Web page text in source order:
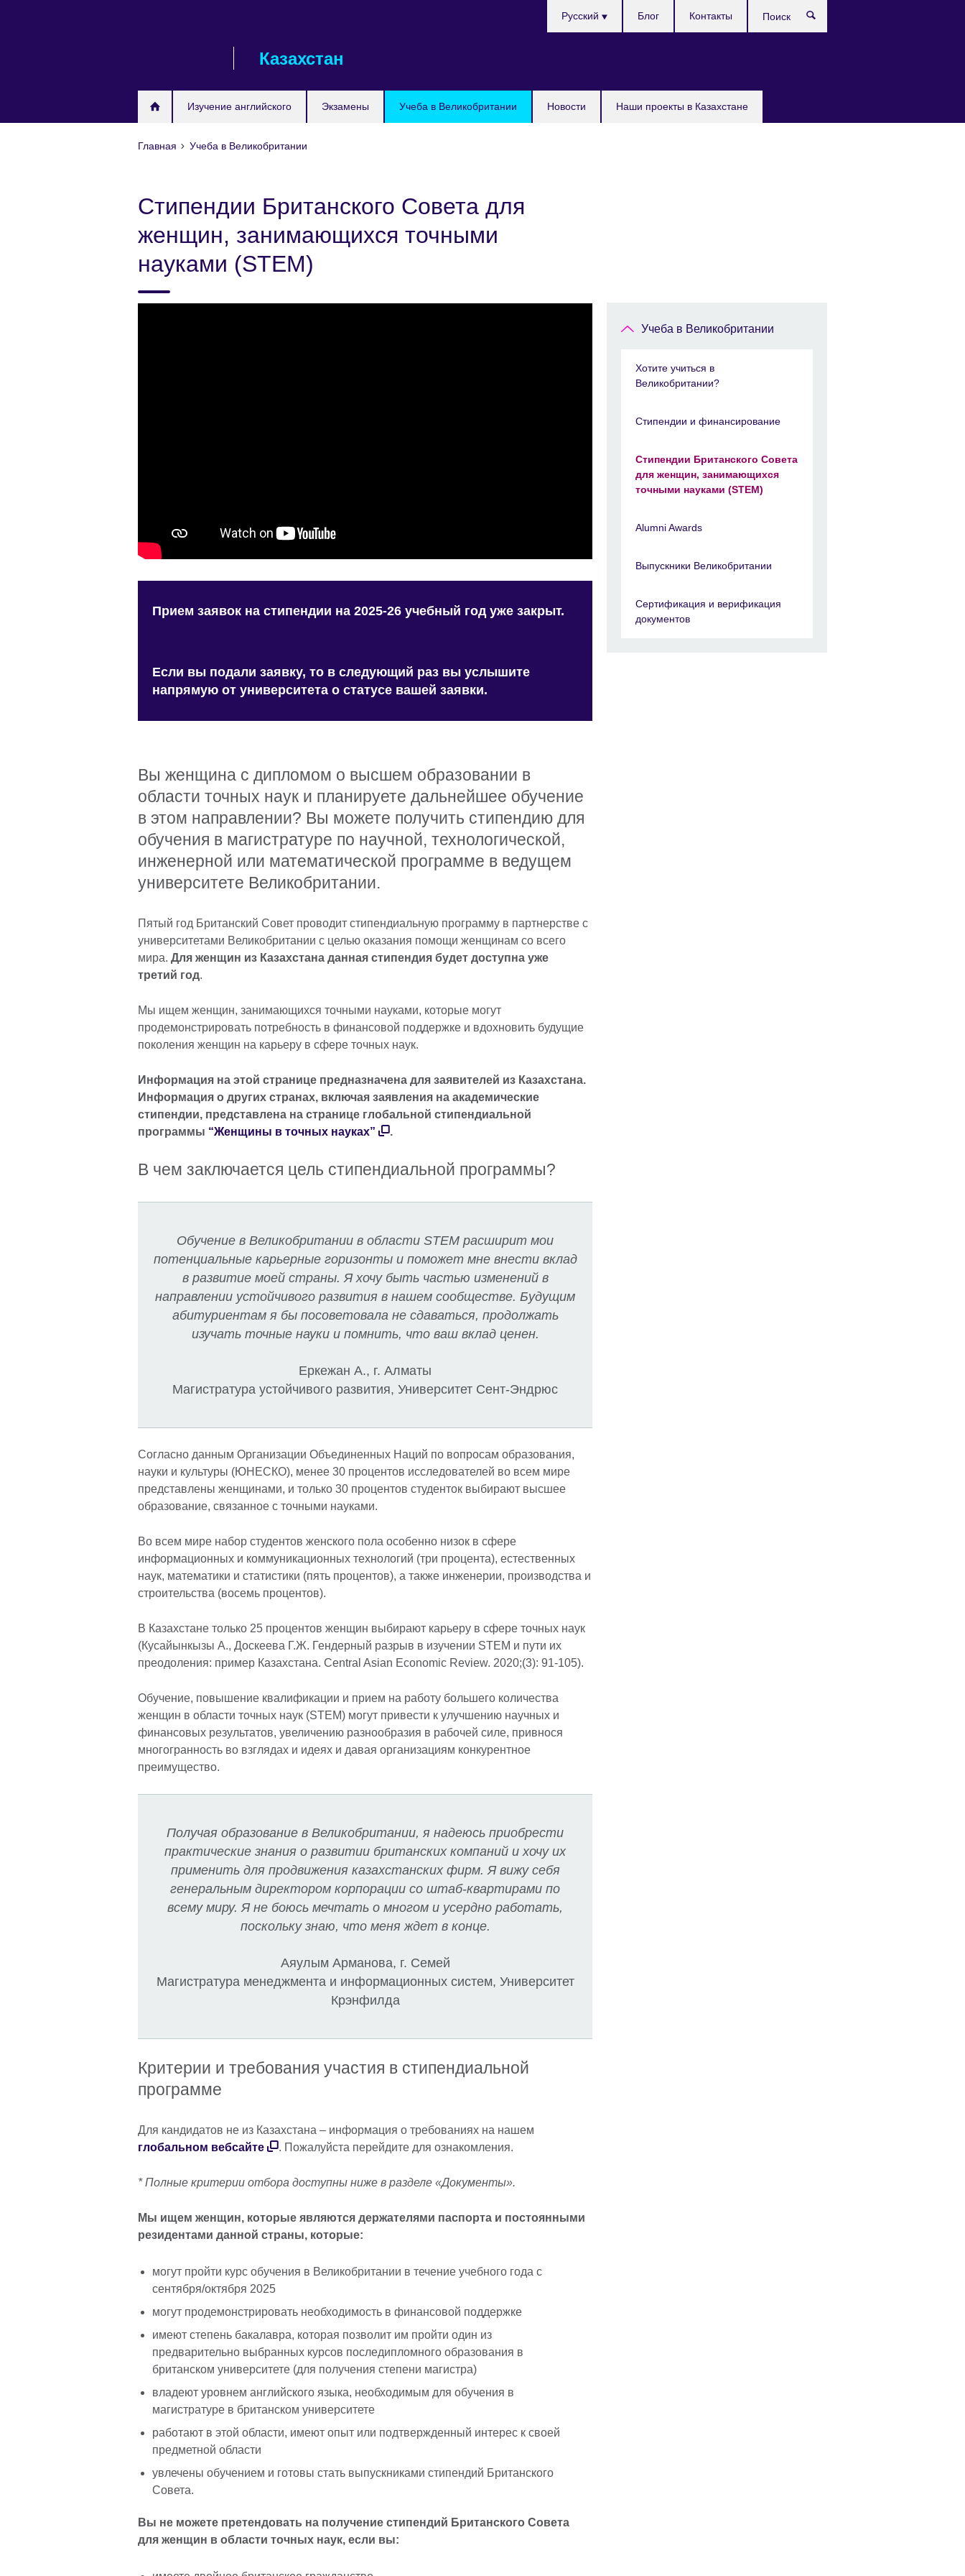
Казахстан
Изучение английского Экзамены Учеба в Великобритании Новости Наши проекты в Казахстане
язык
Русский Блог Контакты
Главная Учеба в Великобритании
Стипендии Британского Совета для
женщин, занимающихся точными
науками (STEM)
Прием заявок на стипендии на 2025-26 учебный год уже закрыт.
Если вы подали заявку, то в следующий раз вы услышите
напрямую от университета о статусе вашей заявки.
Вы женщина с дипломом о высшем образовании в
области точных наук и планируете дальнейшее обучение
в этом направлении? Вы можете получить стипендию для
обучения в магистратуре по научной, технологической,
инженерной или математической программе в ведущем
университете Великобритании.
Пятый год Британский Совет проводит стипендиальную программу в партнерстве с
университетами Великобритании с целью оказания помощи женщинам со всего
мира. Для женщин из Казахстана данная стипендия будет доступна уже
третий год.
Мы ищем женщин, занимающихся точными науками, которые могут
продемонстрировать потребность в финансовой поддержке и вдохновить будущие
поколения женщин на карьеру в сфере точных наук.
Информация на этой странице предназначена для заявителей из Казахстана.
Информация о других странах, включая заявления на академические
стипендии, представлена на странице глобальной стипендиальной
программы “Женщины в точных науках” .
В чем заключается цель стипендиальной программы?
Обучение в Великобритании в области STEM расширит мои
потенциальные карьерные горизонты и поможет мне внести вклад
в развитие моей страны. Я хочу быть частью изменений в
направлении устойчивого развития в нашем сообществе. Будущим
абитуриентам я бы посоветовала не сдаваться, продолжать
изучать точные науки и помнить, что ваш вклад ценен.
Еркежан А., г. Алматы
Магистратура устойчивого развития, Университет Сент-Эндрюс
Согласно данным Организации Объединенных Наций по вопросам образования,
науки и культуры (ЮНЕСКО), менее 30 процентов исследователей во всем мире
представлены женщинами, и только 30 процентов студенток выбирают высшее
образование, связанное с точными науками.
Во всем мире набор студентов женского пола особенно низок в сфере
информационных и коммуникационных технологий (три процента), естественных
наук, математики и статистики (пять процентов), а также инженерии, производства и
строительства (восемь процентов).
В Казахстане только 25 процентов женщин выбирают карьеру в сфере точных наук
(Кусайынкызы А., Доскеева Г.Ж. Гендерный разрыв в изучении STEM и пути их
преодоления: пример Казахстана. Central Asian Economic Review. 2020;(3): 91-105).
Обучение, повышение квалификации и прием на работу большего количества
женщин в области точных наук (STEM) могут привести к улучшению научных и
финансовых результатов, увеличению разнообразия в рабочей силе, привнося
многогранность во взглядах и идеях и давая организациям конкурентное
преимущество.
Получая образование в Великобритании, я надеюсь приобрести
практические знания о развитии британских компаний и хочу их
применить для продвижения казахстанских фирм. Я вижу себя
генеральным директором корпорации со штаб-квартирами по
всему миру. Я не боюсь мечтать о многом и усердно работать,
поскольку знаю, что меня ждет в конце.
Аяулым Арманова, г. Семей
Магистратура менеджмента и информационных систем, Университет
Крэнфилда
Критерии и требования участия в стипендиальной
программе
Для кандидатов не из Казахстана – информация о требованиях на нашем
глобальном вебсайте
. Пожалуйста перейдите для ознакомления.
* Полные критерии отбора доступны ниже в разделе «Документы».
Мы ищем женщин, которые являются держателями паспорта и постоянными
резидентами данной страны, которые:
могут пройти курс обучения в Великобритании в течение учебного года с
сентября/октября 2025
могут продемонстрировать необходимость в финансовой поддержке
имеют степень бакалавра, которая позволит им пройти один из
предварительно выбранных курсов последипломного образования в
британском университете (для получения степени магистра)
владеют уровнем английского языка, необходимым для обучения в
магистратуре в британском университете
работают в этой области, имеют опыт или подтвержденный интерес к своей
предметной области
увлечены обучением и готовы стать выпускниками стипендий Британского
Совета.
Вы не можете претендовать на получение стипендий Британского Совета
для женщин в области точных наук, если вы:
Учеба в Великобритании
Хотите учиться в
Великобритании?
Стипендии и финансирование
Стипендии Британского Совета
для женщин, занимающихся
точными науками (STEM)
Alumni Awards
Выпускники Великобритании
Сертификация и верификация
документов